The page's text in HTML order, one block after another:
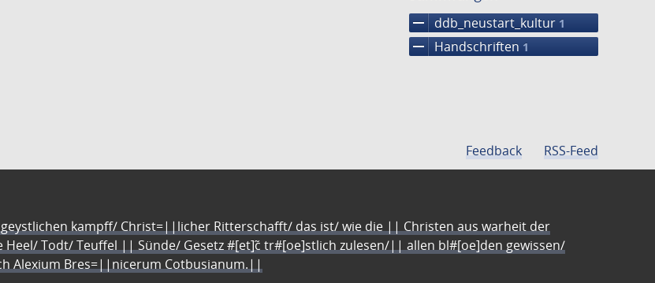
remove ddb_neustart_kultur 1
remove Handschriften 1
Feedback RSS-Feed
kampff/ Christ=||licher Ritterschafft/ das ist/ wie die || Christen aus warheit der
Todt/ Teuffel || Sünde/ Gesetz #[et]c̃ tr#[oe]stlich zulesen/|| allen bl#[oe]den gewissen/
Alexium Bres=||nicerum Cotbusianum.||